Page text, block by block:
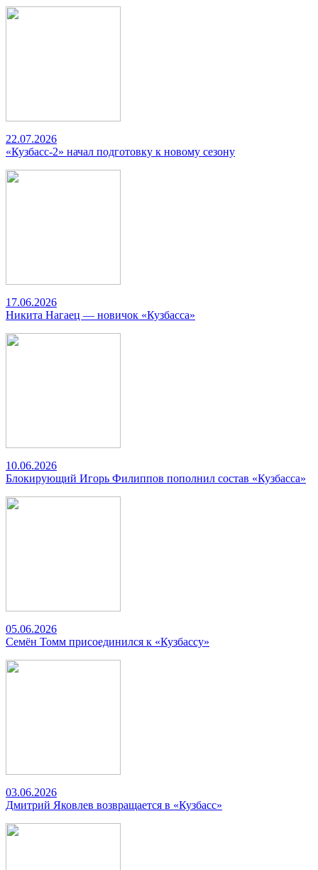
22.07.2026
«Кузбасс-2» начал подготовку к новому сезону
17.06.2026
Никита Нагаец — новичок «Кузбасса»
10.06.2026
Блокирующий Игорь Филиппов пополнил состав «Кузбасса»
05.06.2026
Семён Томм присоединился к «Кузбассу»
03.06.2026
Дмитрий Яковлев возвращается в «Кузбасс»